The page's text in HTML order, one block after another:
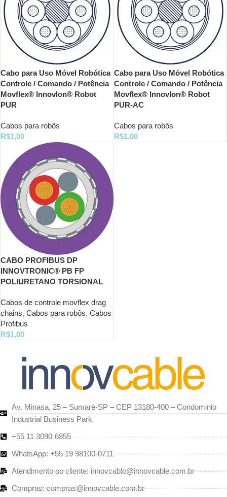
Cabo para Uso Móvel Robótica
Controle / Comando / Potência
Movflex® Innovlon® Robot
PUR
Cabos para robôs
R$1,00
Cabo para Uso Móvel Robótica
Controle / Comando / Potência
Movflex® Innovlon® Robot
PUR-AC
Cabos para robôs
R$1,00
CABO PROFIBUS DP
INNOVTRONIC® PB FP
POLIURETANO TORSIONAL
Cabos de controle movflex drag
chains, Cabos para robôs, Cabos
Profibus
R$1,00
Av. Minasa, 25 – Sumaré-SP – CEP 13180-400 – Condominio
Industrial Business Park
+55 11 3090-6855
WhatsApp: +55 19 98100-0711
Atendimento ao cliente: innovcable@innovcable.com.br
Compras: compras@innovcable.com.br